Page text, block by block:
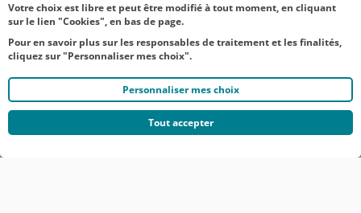
Votre choix est libre et peut être modifié à tout moment, en cliquant
sur le lien "Cookies", en bas de page.
Pour en savoir plus sur les responsables de traitement et les finalités,
cliquez sur "Personnaliser mes choix".
Personnaliser mes choix
Tout accepter